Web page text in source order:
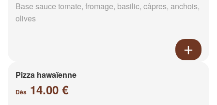
Base sauce tomate, fromage, basilic, câpres, anchois,
olives
Pizza hawaïenne
Dès 14.00 €